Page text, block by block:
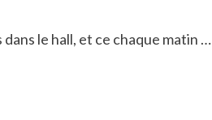
le hall, et ce chaque matin …